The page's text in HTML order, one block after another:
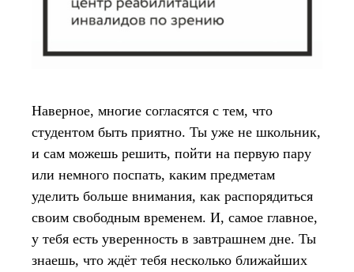
Наверное, многие согласятся с тем, что
студентом быть приятно. Ты уже не школьник,
и сам можешь решить, пойти на первую пару
или немного поспать, каким предметам
уделить больше внимания, как распорядиться
своим свободным временем. И, самое главное,
у тебя есть уверенность в завтрашнем дне. Ты
знаешь, что ждёт тебя несколько ближайших